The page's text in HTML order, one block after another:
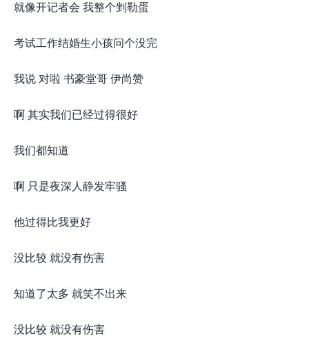
就像开记者会 我整个剉勒蛋
考试工作结婚生小孩问个没完
我说 对啦 书豪堂哥 伊尚赞
啊 其实我们已经过得很好
我们都知道
啊 只是夜深人静发牢骚
他过得比我更好
没比较 就没有伤害
知道了太多 就笑不出来
没比较 就没有伤害